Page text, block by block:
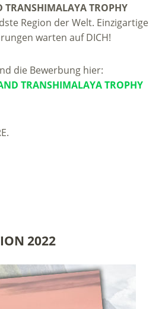
TRANSHIMALAYA TROPHY
Region der Welt. Einzigartige
warten auf DICH!
die Bewerbung hier:
TRANSHIMALAYA TROPHY
2022